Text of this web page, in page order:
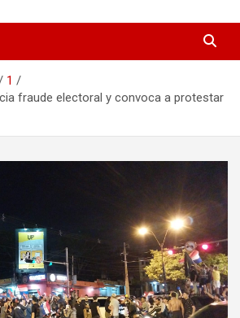
1
fraude electoral y convoca a protestar